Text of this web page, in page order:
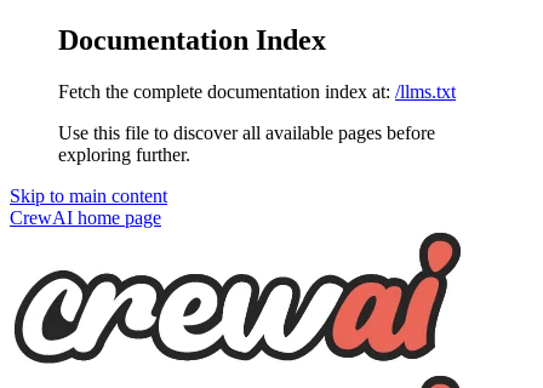
Documentation Index
Fetch the complete documentation index at: /llms.txt
Use this file to discover all available pages before
exploring further.
Skip to main content
CrewAI home page